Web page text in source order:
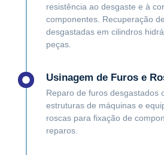
resistência ao desgaste e à
componentes. Recuperação
desgastadas em cilindros
peças.
Usinagem de Furos e
Reparo de furos desgastados
estruturas de máquinas e
roscas para fixação de
reparos.